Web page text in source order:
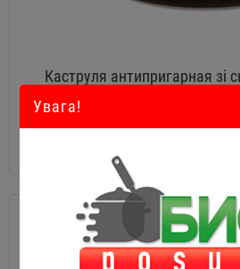
Каструля антипригарная
Увага!